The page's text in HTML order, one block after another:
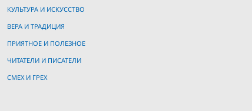
КУЛЬТУРА И ИСКУССТВО
ВЕРА И ТРАДИЦИЯ
ПРИЯТНОЕ И ПОЛЕЗНОЕ
ЧИТАТЕЛИ И ПИСАТЕЛИ
СМЕХ И ГРЕХ